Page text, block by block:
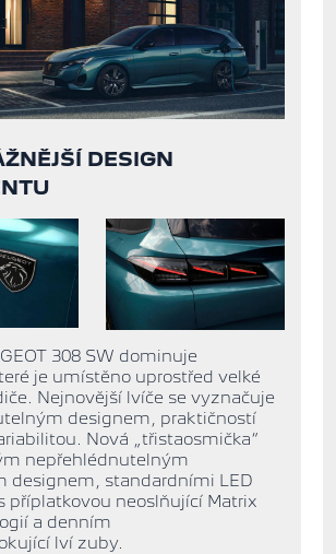
DESIGN
308 SW dominuje
je umístěno uprostřed velké
Nejnovější lvíče se vyznačuje
designem, praktičností
Nová „třistaosmička“
nepřehlédnutelným
designem, standardními LED
příplatkovou neoslňující Matrix
a denním
lví zuby.